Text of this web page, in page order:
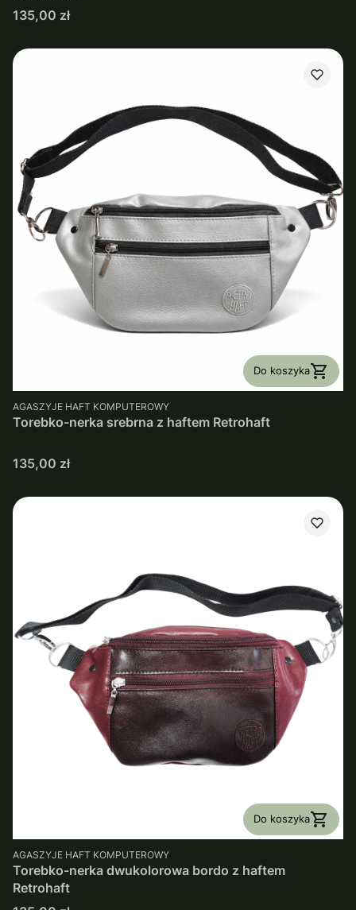
Cena
135,00 zł
Do koszyka
PRODUCENT
AGASZYJE HAFT KOMPUTEROWY
Torebko-nerka srebrna z haftem Retrohaft
Cena
135,00 zł
Do koszyka
PRODUCENT
AGASZYJE HAFT KOMPUTEROWY
Torebko-nerka dwukolorowa bordo z haftem
Retrohaft